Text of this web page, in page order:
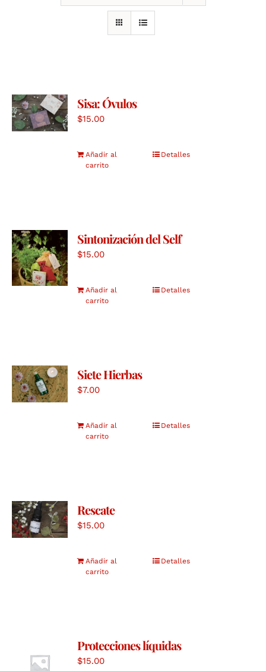
Sisa: Óvulos
$15.00
Añadir al
carrito
Detalles
Sintonización del Self
$15.00
Añadir al
carrito
Detalles
Siete Hierbas
$7.00
Añadir al
carrito
Detalles
Rescate
$15.00
Añadir al
carrito
Detalles
Protecciones líquidas
$15.00